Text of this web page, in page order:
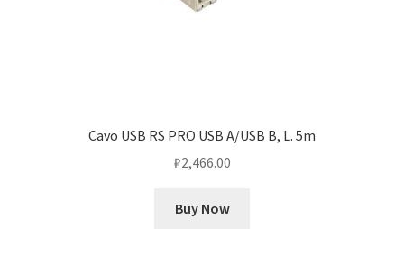
Cavo USB RS PRO USB A/USB B, L. 5m
₽2,466.00
Buy Now